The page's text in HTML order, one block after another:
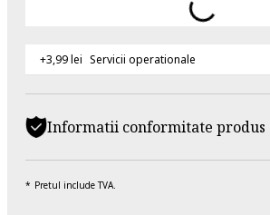
+3,99 lei Servicii operationale
Informatii conformitate produs
Pretul include TVA.